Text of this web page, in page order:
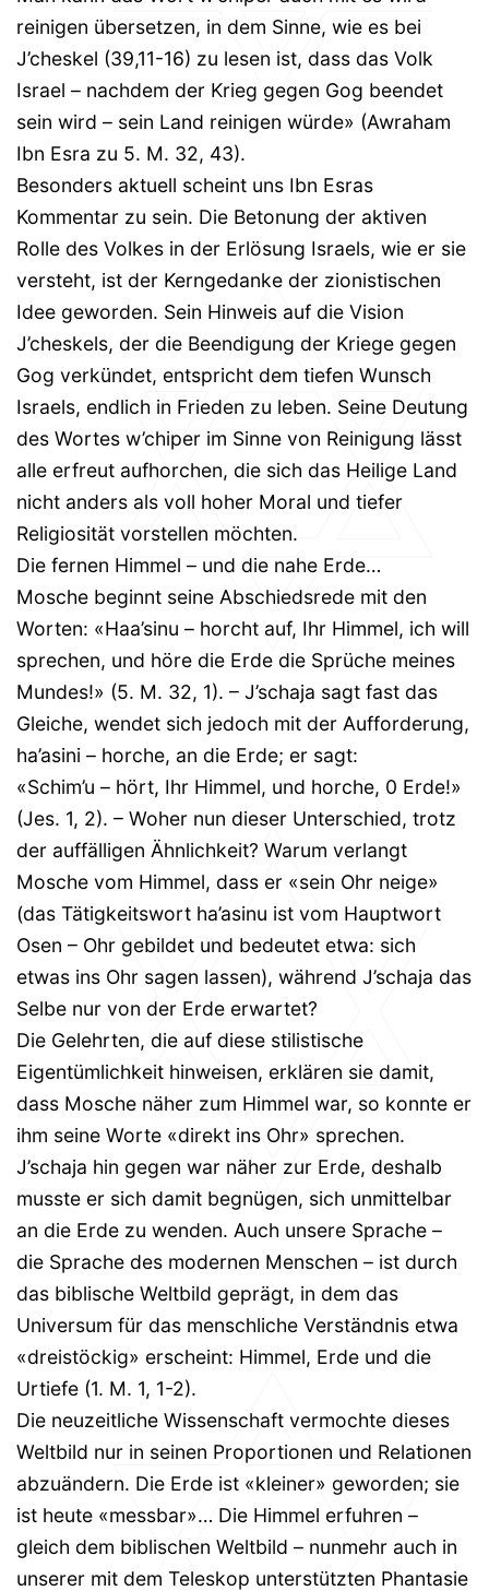
reinigen übersetzen, in dem Sinne, wie es bei
J’cheskel (39,11-16) zu lesen ist, dass das Volk
Israel – nachdem der Krieg gegen Gog beendet
sein wird – sein Land reinigen würde» (Awraham
Ibn Esra zu 5. M. 32, 43).
Besonders aktuell scheint uns Ibn Esras
Kommentar zu sein. Die Betonung der aktiven
Rolle des Volkes in der Erlösung Israels, wie er sie
versteht, ist der Kerngedanke der zionistischen
Idee geworden. Sein Hinweis auf die Vision
J’cheskels, der die Beendigung der Kriege gegen
Gog verkündet, entspricht dem tiefen Wunsch
Israels, endlich in Frieden zu leben. Seine Deutung
des Wortes w’chiper im Sinne von Reinigung lässt
alle erfreut aufhorchen, die sich das Heilige Land
nicht anders als voll hoher Moral und tiefer
Religiosität vorstellen möchten.
Die fernen Himmel – und die nahe Erde…
Mosche beginnt seine Abschiedsrede mit den
Worten: «Haa’sinu – horcht auf, Ihr Himmel, ich will
sprechen, und höre die Erde die Sprüche meines
Mundes!» (5. M. 32, 1). – J’schaja sagt fast das
Gleiche, wendet sich jedoch mit der Aufforderung,
ha’asini – horche, an die Erde; er sagt:
«Schim’u – hört, Ihr Himmel, und horche, 0 Erde!»
(Jes. 1, 2). – Woher nun dieser Unterschied, trotz
der auffälligen Ähnlichkeit? Warum verlangt
Mosche vom Himmel, dass er «sein Ohr neige»
(das Tätigkeitswort ha’asinu ist vom Hauptwort
Osen – Ohr gebildet und bedeutet etwa: sich
etwas ins Ohr sagen lassen), während J’schaja das
Selbe nur von der Erde erwartet?
Die Gelehrten, die auf diese stilistische
Eigentümlichkeit hinweisen, erklären sie damit,
dass Mosche näher zum Himmel war, so konnte er
ihm seine Worte «direkt ins Ohr» sprechen.
J’schaja hin gegen war näher zur Erde, deshalb
musste er sich damit begnügen, sich unmittelbar
an die Erde zu wenden. Auch unsere Sprache –
die Sprache des modernen Menschen – ist durch
das biblische Weltbild geprägt, in dem das
Universum für das menschliche Verständnis etwa
«dreistöckig» erscheint: Himmel, Erde und die
Urtiefe (1. M. 1, 1-2).
Die neuzeitliche Wissenschaft vermochte dieses
Weltbild nur in seinen Proportionen und Relationen
abzuändern. Die Erde ist «kleiner» geworden; sie
ist heute «messbar»… Die Himmel erfuhren –
gleich dem biblischen Weltbild – nunmehr auch in
unserer mit dem Teleskop unterstützten Phantasie